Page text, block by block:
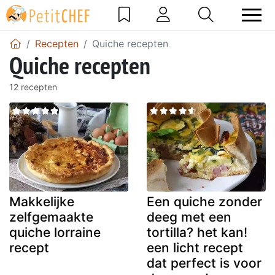
Recepten Quiche recepten
Quiche recepten
12 recepten
Makkelijke
zelfgemaakte
quiche lorraine
recept
Een quiche zonder
deeg met een
tortilla? het kan!
een licht recept
dat perfect is voor